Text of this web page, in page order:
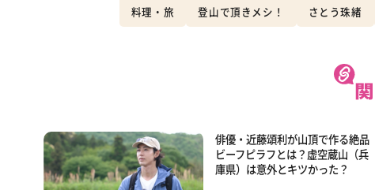
料理・旅 登山で頂きメシ！ さとう珠緒
俳優・近藤頌利が山頂で作る絶品
ビーフピラフとは？虚空蔵山（兵
庫県）は意外とキツかった？